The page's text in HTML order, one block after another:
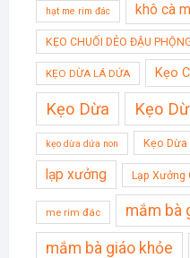
hạt me rim đác khô cà
KẸO CHUỐI DẺO ĐẬU
KẸO DỪA LÁ DỨA Kẹo
Kẹo Dừa Kẹo
kẹo dừa dứa non Kẹo Dừa
lạp xưởng Lạp Xưởng
me rim đác mắm bà
mắm bà giáo khỏe